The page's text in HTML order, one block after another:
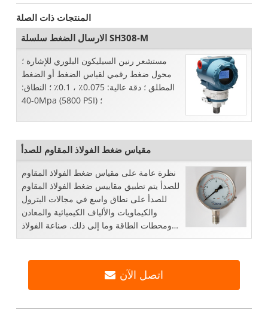
المنتجات ذات الصلة
الارسال الضغط سلسلة SH308-M
مستشعر رنين السيليكون البلوري للإشارة ؛
محول ضغط رقمي لقياس الضغط أو الضغط
المطلق ؛ دقة عالية: 0.075٪ ، 0.1٪ ؛ النطاق:
0-40Mpa (5800 PSI) ؛
مقياس ضغط الفولاذ المقاوم للصدأ
نظرة عامة على مقياس ضغط الفولاذ المقاوم
للصدأ يتم تطبيق مقاييس ضغط الفولاذ المقاوم
للصدأ على نطاق واسع في مجالات البترول
والكيماويات والألياف الكيميائية والمعادن
ومحطات الطاقة وما إلى ذلك. صناعة الفولاذ
المقاوم للصدأ ...
اتصل الآن